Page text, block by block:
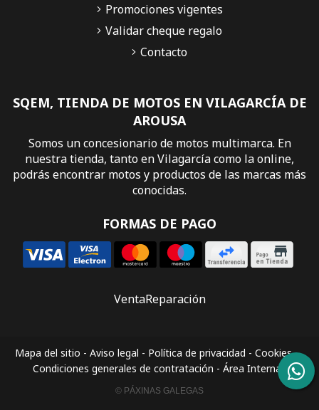
SQEM, TIENDA DE MOTOS EN VILAGARCÍA DE
AROUSA
Somos un concesionario de motos multimarca. En
nuestra tienda, tanto en Vilagarcía como la online,
podrás encontrar motos y productos de las marcas más
conocidas.
FORMAS DE PAGO
Promociones vigentes
Validar cheque regalo
Contacto
VentaReparación
Mapa del sitio - Aviso legal - Política de privacidad - Cookies-
Condiciones generales de contratación - Área Interna
© PÁXINAS GALEGAS